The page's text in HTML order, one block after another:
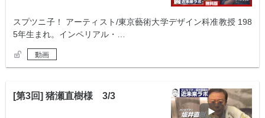
スプツニ子！ アーティスト/東京藝術大学デザイン科准教授 198
5年生まれ。インペリアル・…
動画
[第3回] 猪瀬直樹様 3/3